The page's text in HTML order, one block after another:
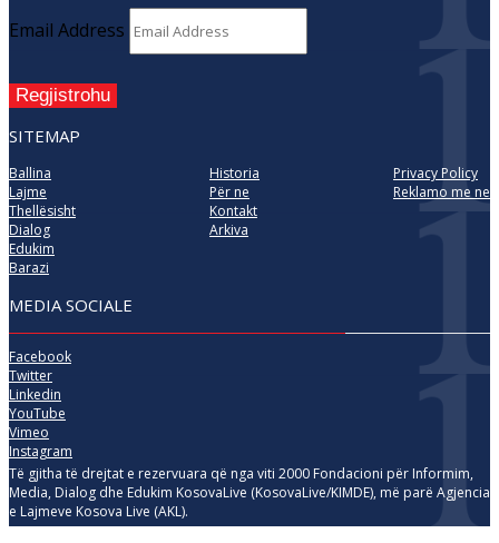
Email Address
Regjistrohu
SITEMAP
Ballina
Lajme
Thellësisht
Dialog
Edukim
Barazi
Historia
Për ne
Kontakt
Arkiva
Privacy Policy
Reklamo me ne
MEDIA SOCIALE
Facebook
Twitter
Linkedin
YouTube
Vimeo
Instagram
Të gjitha të drejtat e rezervuara që nga viti 2000 Fondacioni për Informim,
Media, Dialog dhe Edukim KosovaLive (KosovaLive/KIMDE), më parë Agjencia
e Lajmeve Kosova Live (AKL).